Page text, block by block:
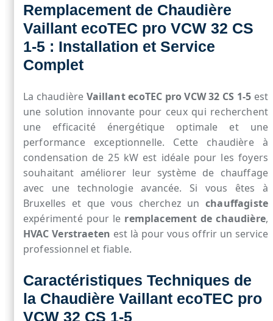
Remplacement de Chaudière
Vaillant ecoTEC pro VCW 32 CS
1-5 : Installation et Service
Complet
La chaudière Vaillant ecoTEC pro VCW 32 CS 1-5 est
une solution innovante pour ceux qui recherchent
une efficacité énergétique optimale et une
performance exceptionnelle. Cette chaudière à
condensation de 25 kW est idéale pour les foyers
souhaitant améliorer leur système de chauffage
avec une technologie avancée. Si vous êtes à
Bruxelles et que vous cherchez unchauffagiste
expérimenté pour le remplacement de chaudière,
HVAC Verstraeten est là pour vous offrir un service
professionnel et fiable.
Caractéristiques Techniques de
la Chaudière Vaillant ecoTEC pro
VCW 32 CS 1-5